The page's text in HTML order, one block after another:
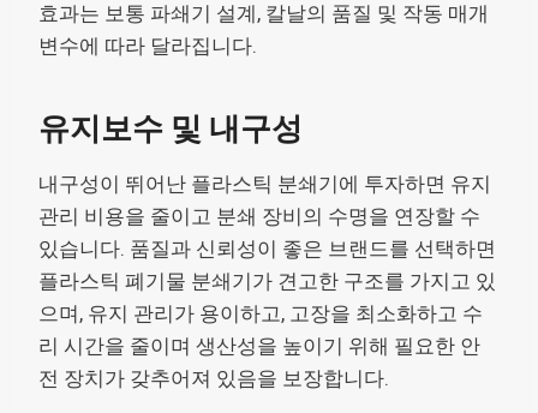
효과는 보통 파쇄기 설계, 칼날의 품질 및 작동 매개
변수에 따라 달라집니다.
유지보수 및 내구성
내구성이 뛰어난 플라스틱 분쇄기에 투자하면 유지
관리 비용을 줄이고 분쇄 장비의 수명을 연장할 수
있습니다. 품질과 신뢰성이 좋은 브랜드를 선택하면
플라스틱 폐기물 분쇄기가 견고한 구조를 가지고 있
으며, 유지 관리가 용이하고, 고장을 최소화하고 수
리 시간을 줄이며 생산성을 높이기 위해 필요한 안
전 장치가 갖추어져 있음을 보장합니다.